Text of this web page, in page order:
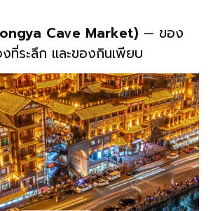
Cave Market) — ของ
ที่ระลึก และของกินเพียบ